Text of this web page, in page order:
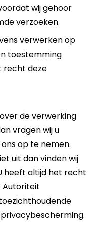
wij gehoor
verzoeken.
verwerken op
toestemming
recht deze
de verwerking
vragen wij u
op te nemen.
uit dan vinden wij
heeft altijd het recht
Autoriteit